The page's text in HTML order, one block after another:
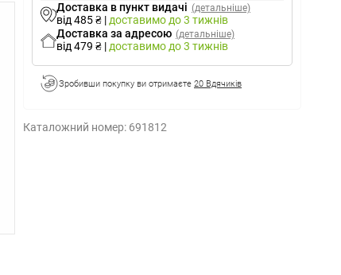
Доставка в пункт видачі (детальніше)
від 485 ₴ | доставимо до 3 тижнів
Доставка за адресою (детальніше)
від 479 ₴ | доставимо до 3 тижнів
Зробивши покупку ви отримаєте 20 Вдячиків
Каталожний номер: 691812